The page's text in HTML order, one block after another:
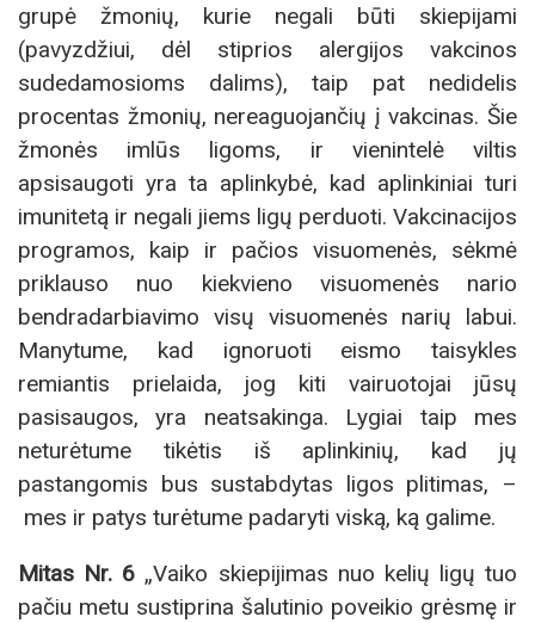
grupė žmonių, kurie negali būti skiepijami
(pavyzdžiui, dėl stiprios alergijos vakcinos
sudedamosioms dalims), taip pat nedidelis
procentas žmonių, nereaguojančių į vakcinas. Šie
žmonės imlūs ligoms, ir vienintelė viltis
apsisaugoti yra ta aplinkybė, kad aplinkiniai turi
imunitetą ir negali jiems ligų perduoti. Vakcinacijos
programos, kaip ir pačios visuomenės, sėkmė
priklauso nuo kiekvieno visuomenės nario
bendradarbiavimo visų visuomenės narių labui.
Manytume, kad ignoruoti eismo taisykles
remiantis prielaida, jog kiti vairuotojai jūsų
pasisaugos, yra neatsakinga. Lygiai taip mes
neturėtume tikėtis iš aplinkinių, kad jų
pastangomis bus sustabdytas ligos plitimas, –
mes ir patys turėtume padaryti viską, ką galime.
Mitas Nr. 6 „Vaiko skiepijimas nuo kelių ligų tuo
pačiu metu sustiprina šalutinio poveikio grėsmę ir